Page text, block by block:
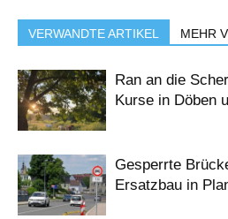
VERWANDTE ARTIKEL MEHR
Ran an die
Kurse in Döben
Gesperrte
Ersatzbau in